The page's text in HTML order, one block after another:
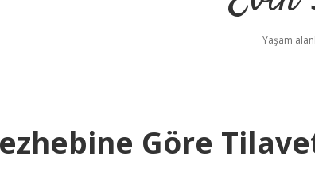
Yaşam
Göre